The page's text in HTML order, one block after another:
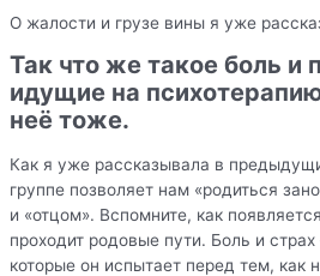
О жалости и грузе вины я уже
Так что же такое боль и
идущие на
неё тоже.
Как я уже рассказывала в
группе позволяет нам «родиться
и «отцом». Вспомните, как
проходит родовые пути. Боль и
которые он испытает перед тем, как